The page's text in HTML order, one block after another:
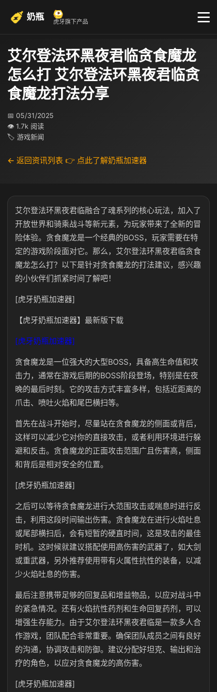
奶瓶 虎牙旗下产品
艾尔登法环黑夜君临贪食魔龙
怎么打 艾尔登法环黑夜君临贪
食魔龙打法分享
📅 05/31/2025
👁 1.7k 阅读
🏷 游戏新闻
← 返回资讯列表 👉 点此了解奶瓶加速器
艾尔登法环黑夜君临融合了魂系列的核心玩法，加入了
开放世界和骑乘战斗等新元素，为玩家带来了全新的冒
险体验。贪食魔龙是一个经典的BOSS，玩家需要在特
定的游戏阶段面对它。那么，艾尔登法环黑夜君临贪食
魔龙怎么打？以下是针对贪食魔龙的打法建议，感兴趣
的小伙伴们抓紧时间了解吧！
[虎牙奶瓶加速器]
【虎牙奶瓶加速器】最新版下载
[虎牙奶瓶加速器]
贪食魔龙是一位强大的大型BOSS，具备高生命值和攻
击力，通常在游戏后期的BOSS阶段登场，特别是在夜
晚的最后时刻。它的攻击方式丰富多样，包括近距离的
爪击、喷吐火焰和尾巴横扫等。
首先在战斗开始时，尽量站在贪食魔龙的侧面或背后，
这样可以减少它对你的直接攻击，或者利用环境进行躲
避和反击。贪食魔龙的正面攻击范围广且伤害高，侧面
和背后是相对安全的位置。
[虎牙奶瓶加速器]
之后可以等待贪食魔龙进行大范围攻击或喘息时进行反
击，利用这段时间输出伤害。贪食魔龙在进行火焰吐息
或尾部横扫后，会有短暂的硬直时间，这是攻击的最佳
时机。这时候就建议搭配使用高伤害的武器了，如大剑
或重武器，另外推荐使用带有火属性抗性的装备，以减
少火焰吐息的伤害。
最后注意携带足够的回复品和增益物品，以应对战斗中
的紧急情况。还有火焰抗性药剂和生命回复药剂，可以
增强生存能力。由于艾尔登法环黑夜君临是一款多人合
作游戏，团队配合非常重要。确保团队成员之间有良好
的沟通，协调攻击和防御。建议分配好坦克、输出和治
疗的角色，以应对贪食魔龙的高伤害。
[虎牙奶瓶加速器]